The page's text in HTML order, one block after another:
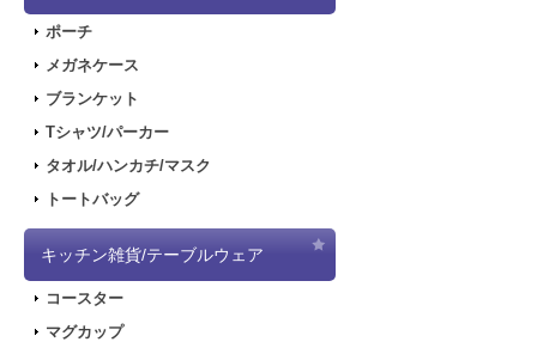
ポーチ
メガネケース
ブランケット
Tシャツ/パーカー
タオル/ハンカチ/マスク
トートバッグ
キッチン雑貨/テーブルウェア
コースター
マグカップ